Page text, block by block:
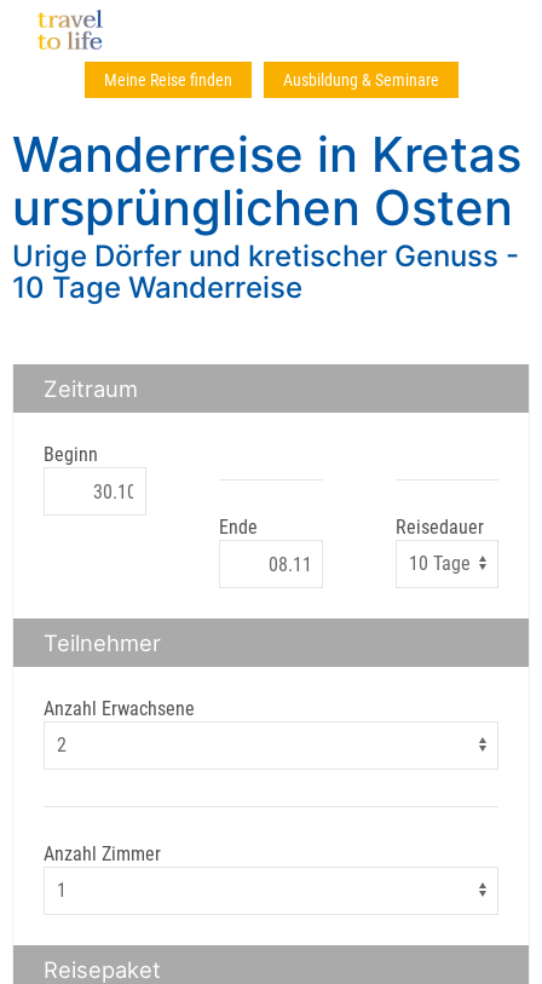
Meine Reise finden Ausbildung & Seminare
Wanderreise in Kretas
ursprünglichen Osten
Urige Dörfer und kretischer Genuss -
10 Tage Wanderreise
Zeitraum
Beginn
Ende Reisedauer
Teilnehmer
Anzahl Erwachsene
Anzahl Zimmer
Reisepaket